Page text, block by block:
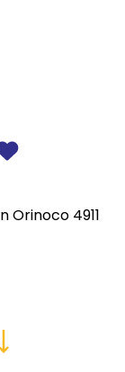
Orinoco 4911